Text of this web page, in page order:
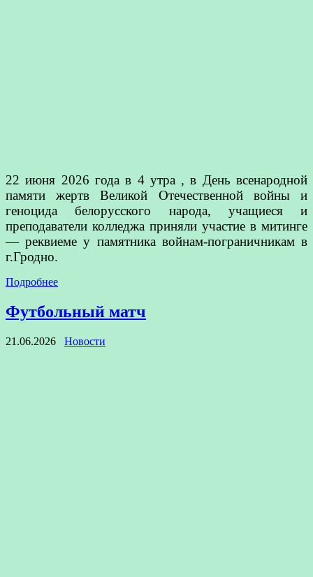
22 июня 2026 года в 4 утра , в День всенародной
памяти жертв Великой Отечественной войны и
геноцида белорусского народа, учащиеся и
преподаватели колледжа приняли участие в митинге
— реквиеме у памятника войнам-пограничникам в
г.Гродно.
Подробнее
Футбольный матч
21.06.2026 Новости